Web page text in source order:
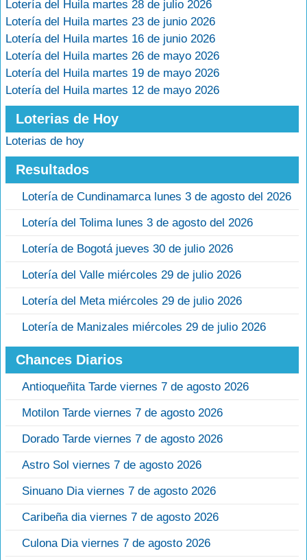
Lotería del Huila martes 28 de julio 2026
Lotería del Huila martes 23 de junio 2026
Lotería del Huila martes 16 de junio 2026
Lotería del Huila martes 26 de mayo 2026
Lotería del Huila martes 19 de mayo 2026
Lotería del Huila martes 12 de mayo 2026
Loterias de Hoy
Loterias de hoy
Resultados
Lotería de Cundinamarca lunes 3 de agosto del 2026
Lotería del Tolima lunes 3 de agosto del 2026
Lotería de Bogotá jueves 30 de julio 2026
Lotería del Valle miércoles 29 de julio 2026
Lotería del Meta miércoles 29 de julio 2026
Lotería de Manizales miércoles 29 de julio 2026
Chances Diarios
Antioqueñita Tarde viernes 7 de agosto 2026
Motilon Tarde viernes 7 de agosto 2026
Dorado Tarde viernes 7 de agosto 2026
Astro Sol viernes 7 de agosto 2026
Sinuano Dia viernes 7 de agosto 2026
Caribeña dia viernes 7 de agosto 2026
Culona Dia viernes 7 de agosto 2026